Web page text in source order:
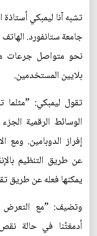
تشبه آنا ليمبكي
جامعة ستانفورد.
نحو متواصل جرعات
بلايين المستخدمين.
تقول ليمبكي:
الوسائط الرقمية
إفراز الدوبامين. ومع
عن طريق التنظيم
يمكنها فعله عن طريق
وتضيف: ”مع
أدمغتُنا في حالة